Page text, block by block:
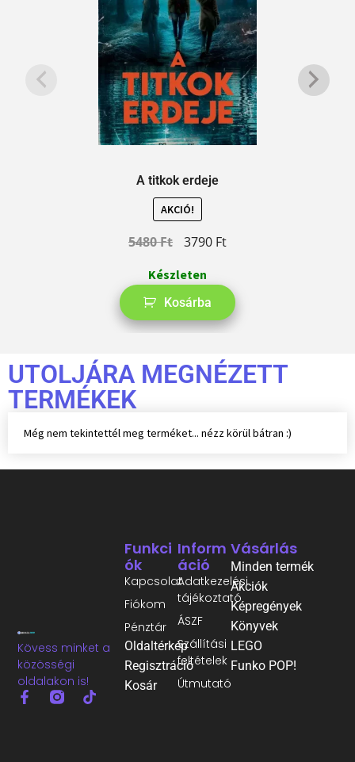
A titkok erdeje
AKCIÓ!
5480Ft 3790 Ft
Készleten
Kosárba
UTOLJÁRA MEGNÉZETT
TERMÉKEK
Még nem tekintettél meg terméket... nézz körül bátran :)
Kövess minket a
közösségi
oldalakon is!
Inform
Áció
Adatkezelési
tájékoztató
ÁSZF
Szállítási
feltételek
Útmutató
Funkci
Ók
Kapcsolat
Fiókom
Pénztár
Oldaltérkép
Regisztráció
Kosár
Vásárlás
Minden termék
Akciók
Képregények
Könyvek
LEGO
Funko POP!